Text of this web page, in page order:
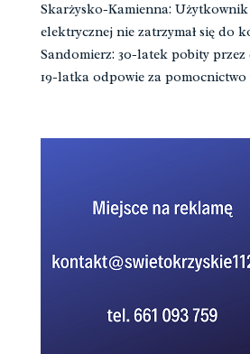
Skarżysko-Kamienna:
elektrycznej nie zatrzymał się do
Sandomierz: 30-latek pobity przez
19-latka odpowie za pomocnictwo